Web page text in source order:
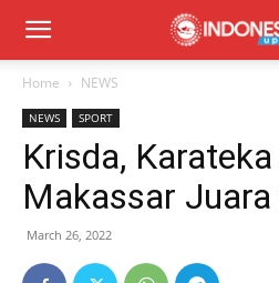
Home NEWS
NEWS SPORT
Krisda,
Makassar
March 26, 2022